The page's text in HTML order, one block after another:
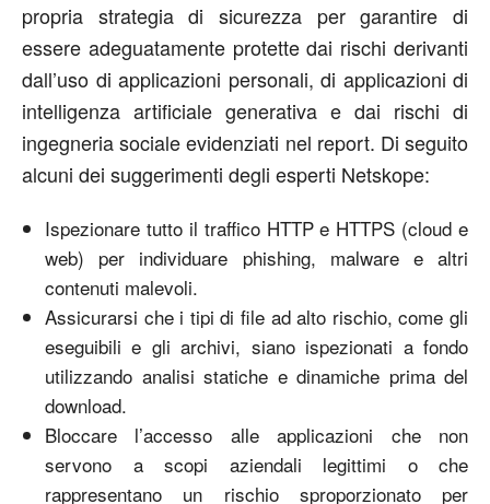
propria strategia di sicurezza per garantire di
essere adeguatamente protette dai rischi derivanti
dall’uso di applicazioni personali, di applicazioni di
intelligenza artificiale generativa e dai rischi di
ingegneria sociale evidenziati nel report. Di seguito
alcuni dei suggerimenti degli esperti Netskope:
Ispezionare tutto il traffico HTTP e HTTPS (cloud e
web) per individuare phishing, malware e altri
contenuti malevoli.
Assicurarsi che i tipi di file ad alto rischio, come gli
eseguibili e gli archivi, siano ispezionati a fondo
utilizzando analisi statiche e dinamiche prima del
download.
Bloccare l’accesso alle applicazioni che non
servono a scopi aziendali legittimi o che
rappresentano un rischio sproporzionato per